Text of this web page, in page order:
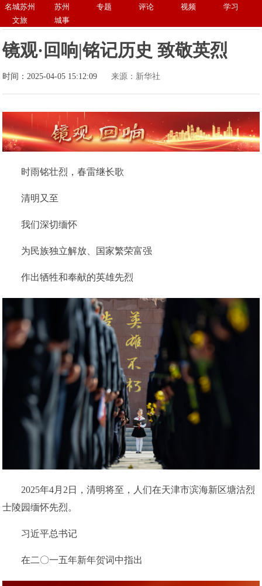
名城苏州 苏州 专题 评论 视频
学习
文旅
城事
镜观·回响|铭记历史 致敬英烈
时间：2025-04-05 15:12:09 来源：新华社
时雨铭壮烈，春雷继长歌
清明又至
我们深切缅怀
为民族独立解放、国家繁荣富强
作出牺牲和奉献的英雄先烈
2025年4月2日，清明将至，人们在天津市滨海新区塘沽烈
士陵园缅怀先烈。
习近平总书记
在二〇一五年新年贺词中指出